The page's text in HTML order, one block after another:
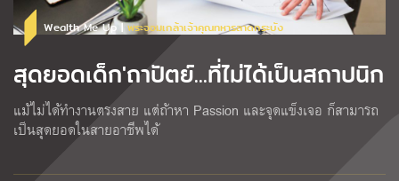
Wealth Me Up |พระจอมเกล้าเจ้าคุณทหารลาดกระบัง
สุดยอดเด็ก'ถาปัตย์...ที่ไม่ได้เป็นสถาปนิก
แม้ไม่ได้ทำงานตรงสาย แต่ถ้าหา Passion และจุดแข็งเจอ ก็สามารถ
เป็นสุดยอดในสายอาชีพได้